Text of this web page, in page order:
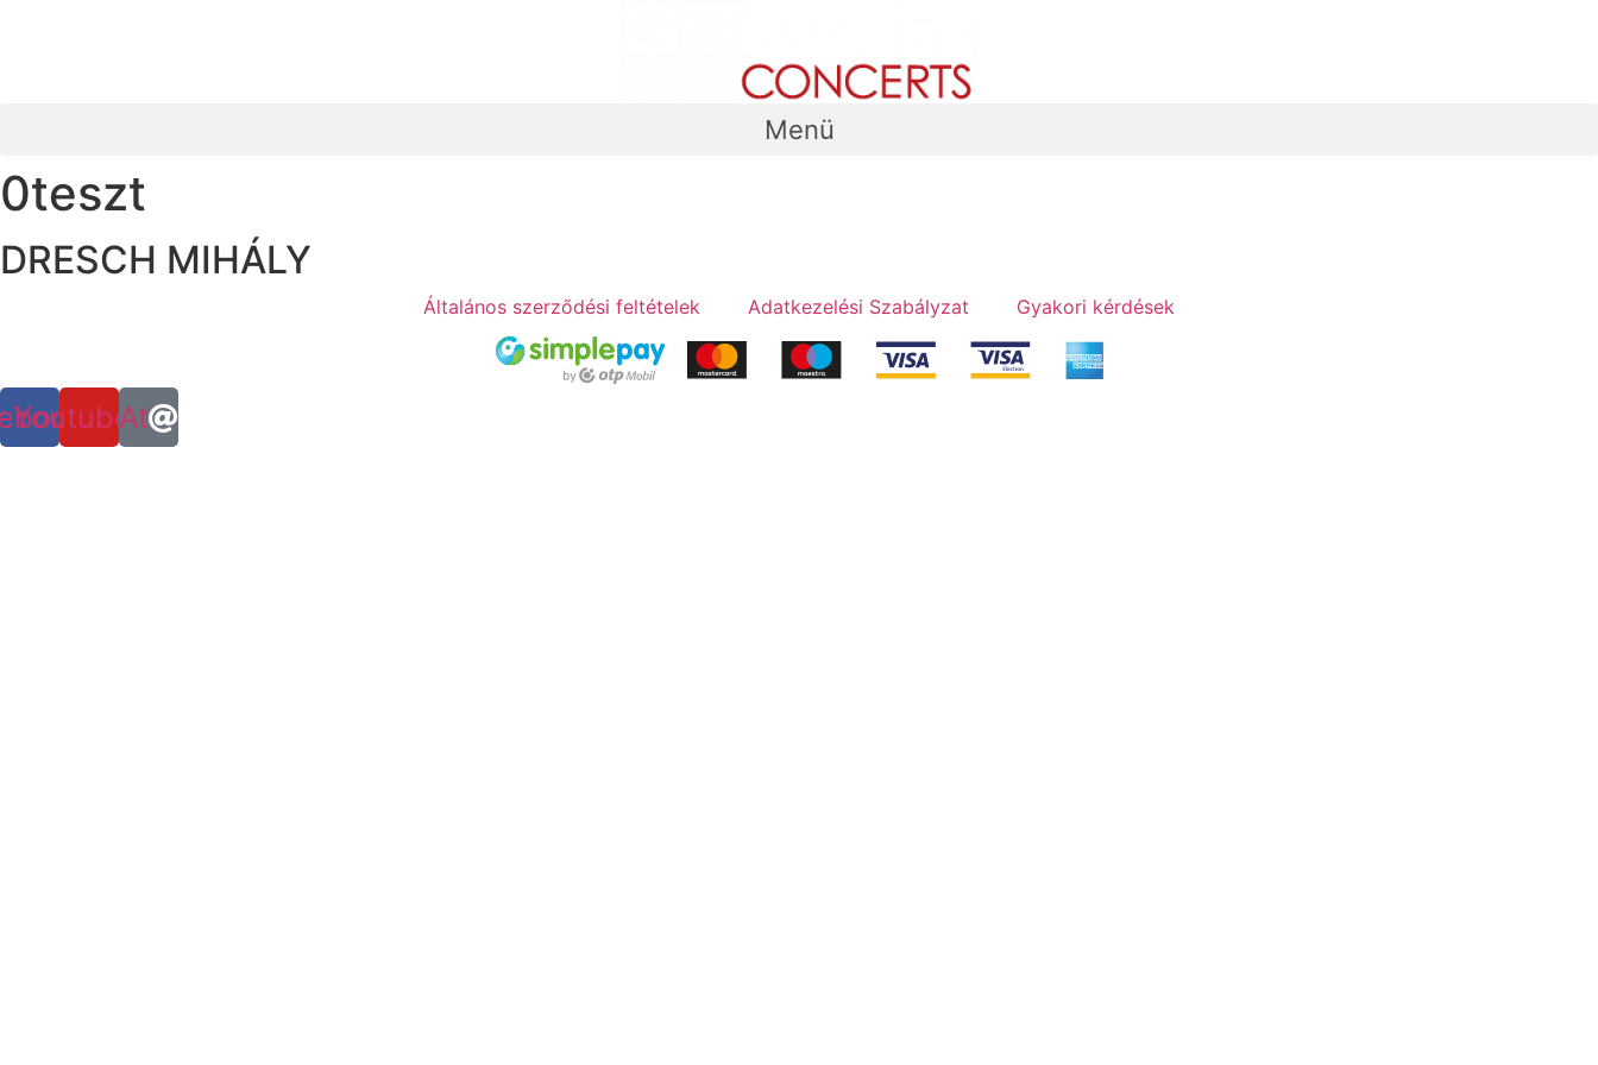
Menü
0teszt
DRESCH MIHÁLY
Általános szerződési feltételek Adatkezelési Szabályzat Gyakori kérdések
YoutubeAt